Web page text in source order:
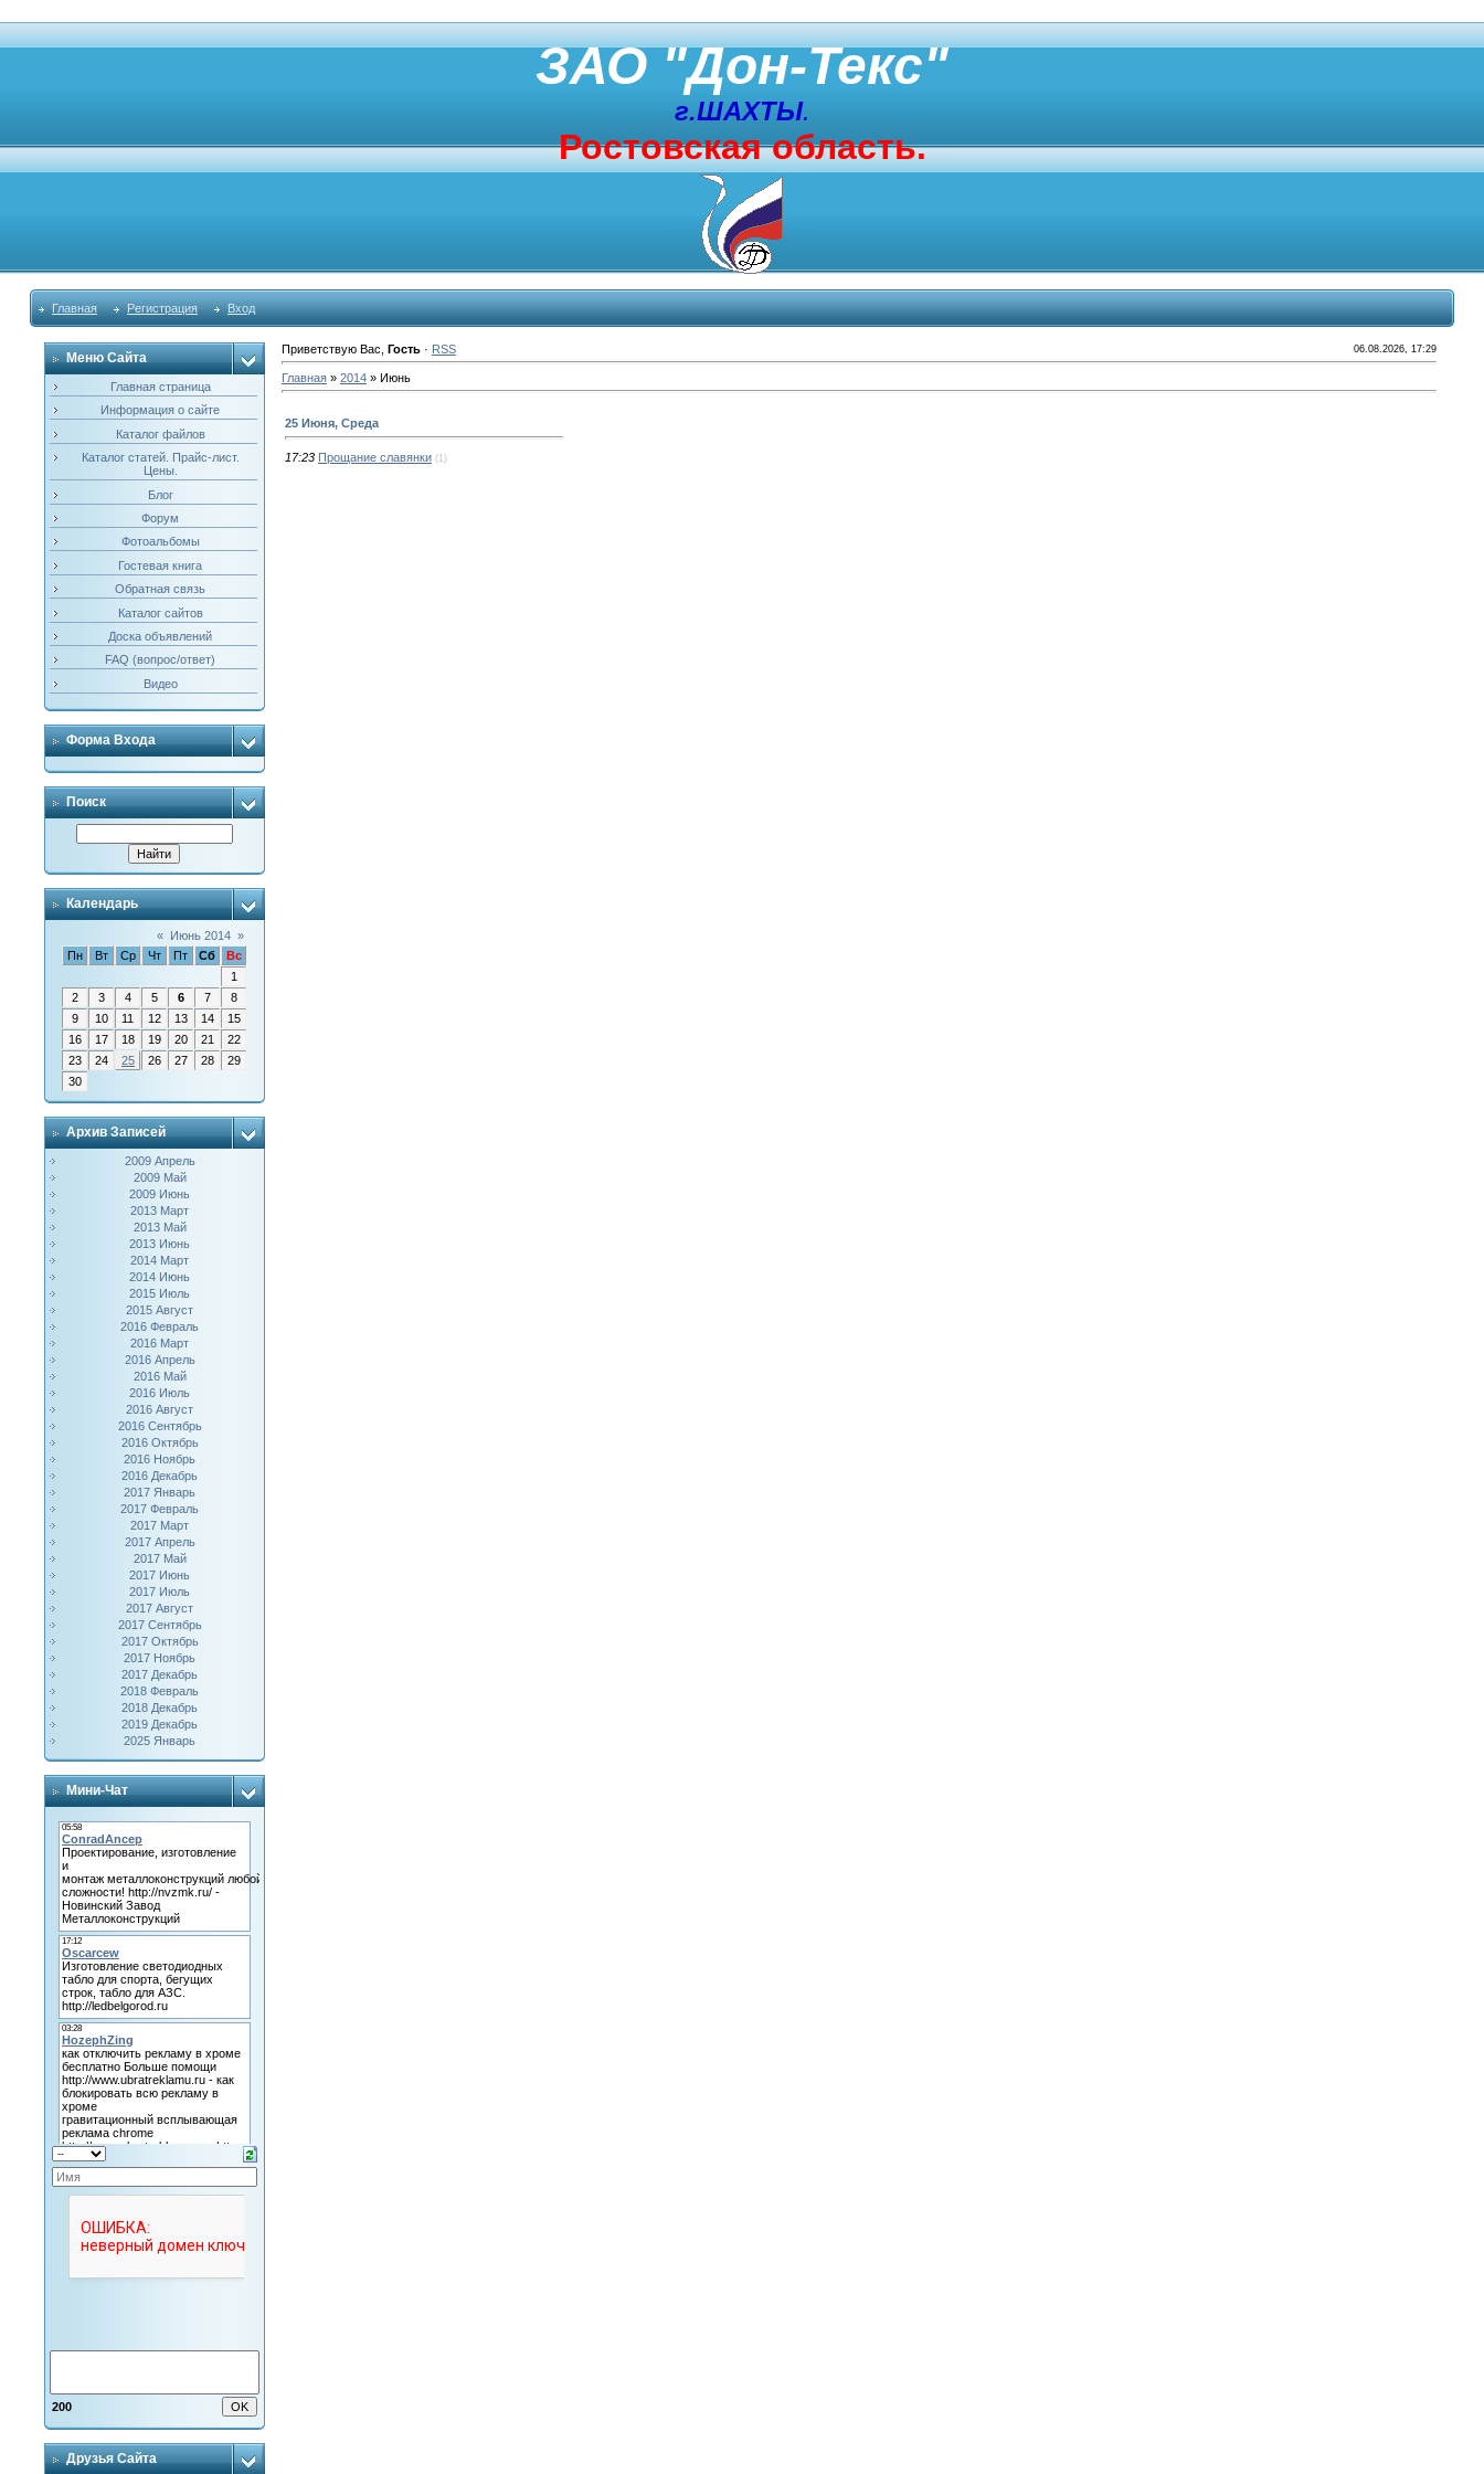
ЗАО "Дон-Текс"
г.ШАХТЫ.
Ростовская область.
Главная Регистрация Вход
Меню Сайта
Главная страница
Информация о сайте
Каталог файлов
Каталог статей. Прайс-лист.
Цены.
Блог
Форум
Фотоальбомы
Гостевая книга
Обратная связь
Каталог сайтов
Доска объявлений
FAQ (вопрос/ответ)
Видео
Форма Входа
Поиск
Календарь
« Июнь 2014 »
Пн
Вт Ср Чт Пт Сб
Вс
1
2
3 4 5 6 7
8
9
10 11 12 13 14
15
16
17 18 19 20 21
22
23
24 25 26 27 28
29
30
Архив Записей
2009 Апрель
2009 Май
2009 Июнь
2013 Март
2013 Май
2013 Июнь
2014 Март
2014 Июнь
2015 Июль
2015 Август
2016 Февраль
2016 Март
2016 Апрель
2016 Май
2016 Июль
2016 Август
2016 Сентябрь
2016 Октябрь
2016 Ноябрь
2016 Декабрь
2017 Январь
2017 Февраль
2017 Март
2017 Апрель
2017 Май
2017 Июнь
2017 Июль
2017 Август
2017 Сентябрь
2017 Октябрь
2017 Ноябрь
2017 Декабрь
2018 Февраль
2018 Декабрь
2019 Декабрь
2025 Январь
Мини-Чат
200
Друзья Сайта
Приветствую Вас Гость· RSS 06.08.2026, 17:29
Главная» 2014 » Июнь
25 Июня, Среда
17:23 Прощание славянки (1)